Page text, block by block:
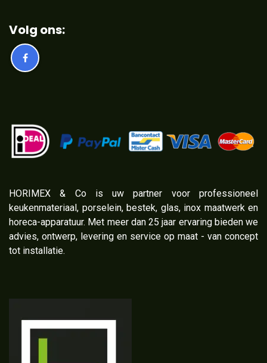
Volg ons:
​HORIMEX & Co is uw partner voor professioneel
keukenmateriaal, porselein, bestek, glas, inox maatwerk en
horeca-apparatuur. Met meer dan 25 jaar ervaring bieden we
advies, ontwerp, levering en service op maat - van concept
tot installatie.